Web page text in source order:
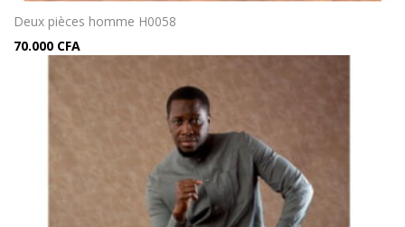
Deux pièces homme H0058
70.000 CFA